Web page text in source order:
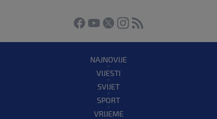
NAJNOVIJE
VIJESTI
SVIJET
SPORT
VRIJEME